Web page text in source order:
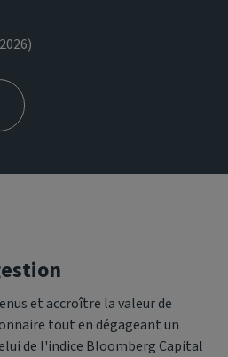
et accroître la valeur de
tout en dégageant un
de l'indice Bloomberg Capital